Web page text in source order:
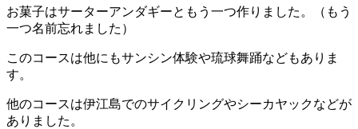
お菓子はサーターアンダギーともう一つ作りました。（もう
一つ名前忘れました）
このコースは他にもサンシン体験や琉球舞踊などもありま
す。
他のコースは伊江島でのサイクリングやシーカヤックなどが
ありました。